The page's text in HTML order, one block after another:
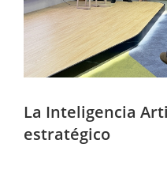
La Inteligencia
estratégico